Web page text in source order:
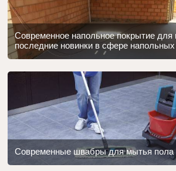
Современное напольное покрытие
последние новинки в сфере
Современные швабры для мытья пола